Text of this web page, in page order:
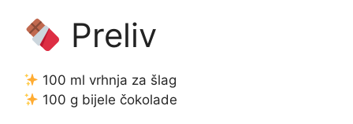
Preliv
100 ml vrhnja za šlag
100 g bijele čokolade